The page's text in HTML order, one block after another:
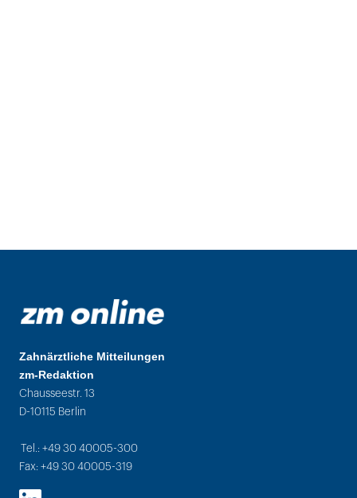
Zahnärztliche Mitteilungen
zm-Redaktion
Chausseestr. 13
D-10115 Berlin
Tel.: +49 30 40005-300
Fax: +49 30 40005-319